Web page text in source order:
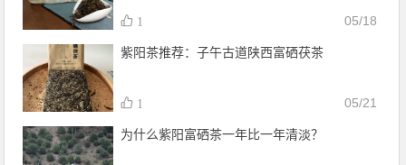
1 05/18
紫阳茶推荐：子午古道陕西富硒茯茶
1 05/21
为什么紫阳富硒茶一年比一年清淡？